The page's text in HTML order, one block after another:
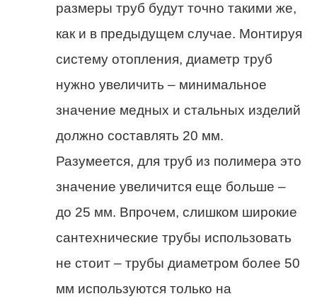
размеры труб будут точно такими же,
как и в предыдущем случае. Монтируя
систему отопления, диаметр труб
нужно увеличить – минимальное
значение медных и стальных изделий
должно составлять 20 мм.
Разумеется, для труб из полимера это
значение увеличится еще больше –
до 25 мм. Впрочем, слишком широкие
сантехнические трубы использовать
не стоит – трубы диаметром более 50
мм используются только на